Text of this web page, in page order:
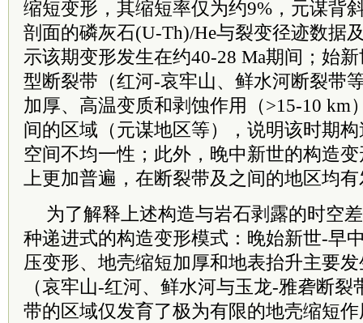
缩短变形，其缩短率仅为约9%，元谋背
剖面的磷灰石(U-Th)/He与裂变径迹数据
示该期变形发生在约40-28 Ma期间；始
型断裂带（红河-哀牢山、鲜水河断裂带
加厚、高温变质和剥蚀作用（>15-10 km
间的区域（元谋地区等），说明该时期
空间不均一性；此外，晚中新世的构造
上更加普遍，在断裂带及之间的地区均
为了解释上述构造与岩石剥露的时空
种递进式的构造变形模式：晚始新世-早
压变形、地壳缩短加厚和地表抬升主要
（哀牢山-红河、鲜水河与玉龙-雅砻断
带的区域仅发育了极为有限的地壳缩短